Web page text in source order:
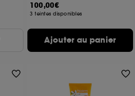
100,00€
3 teintes disponibles
Ajouter au panier